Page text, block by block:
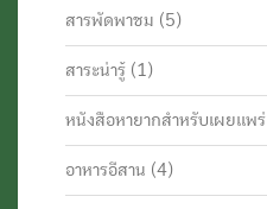
สารพัดพาชม (5)
สาระน่ารู้ (1)
หนังสือหายากสำหรับเผยแพร่
อาหารอีสาน (4)